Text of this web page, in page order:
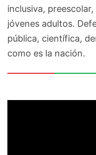
inclusiva,
jóvenes adultos.
pública, científica,
como es la nación.